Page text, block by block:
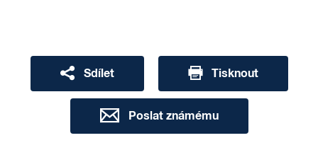
Sdílet Tisknout
Poslat známému